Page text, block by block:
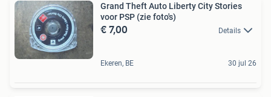
Grand Theft Auto Liberty City Stories
voor PSP (zie foto's)
€ 7,00 Details
Ekeren, BE 30 jul 26